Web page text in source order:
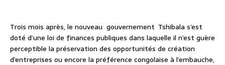
Trois mois après, le nouveau gouvernement Tshibala s’est
doté d’une loi de finances publiques dans laquelle il n’est guère
perceptible la préservation des opportunités de création
d’entreprises ou encore la préférence congolaise à l’embauche,